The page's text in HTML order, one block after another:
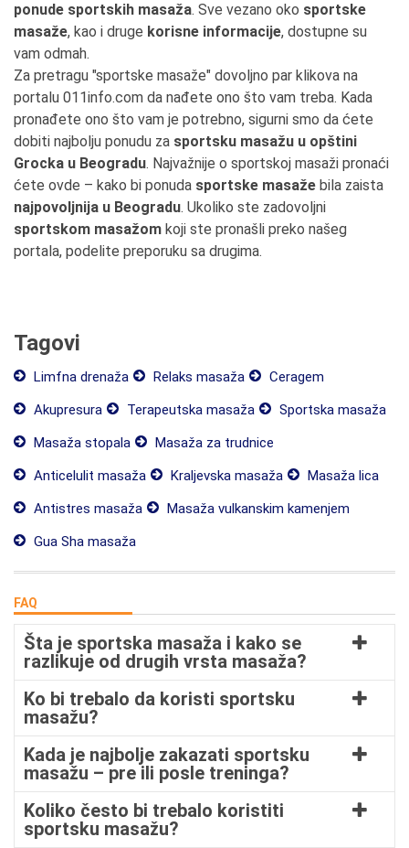
ponude sportskih masaža. Sve vezano oko sportske
masaže, kao i druge korisne informacije, dostupne su
vam odmah.
Za pretragu "sportske masaže" dovoljno par klikova na
portalu 011info.com da nađete ono što vam treba. Kada
pronađete ono što vam je potrebno, sigurni smo da ćete
dobiti najbolju ponudu za sportsku masažu u opštini
Grocka u Beogradu. Najvažnije o sportskoj masaži pronaći
ćete ovde – kako bi ponuda sportske masaže bila zaista
najpovoljnija u Beogradu. Ukoliko ste zadovoljni
sportskom masažom koji ste pronašli preko našeg
portala, podelite preporuku sa drugima.
Tagovi
Limfna drenaža Relaks masaža
Ceragem
Akupresura
Terapeutska masaža
Sportska masaža
Masaža stopala
Masaža za trudnice
Anticelulit masaža
Kraljevska masaža
Masaža lica
Antistres masaža
Masaža vulkanskim kamenjem
Gua Sha masaža
FAQ
Šta je sportska masaža i kako se
razlikuje od drugih vrsta masaža?
Ko bi trebalo da koristi sportsku
masažu?
Kada je najbolje zakazati sportsku
masažu – pre ili posle treninga?
Koliko često bi trebalo koristiti
sportsku masažu?